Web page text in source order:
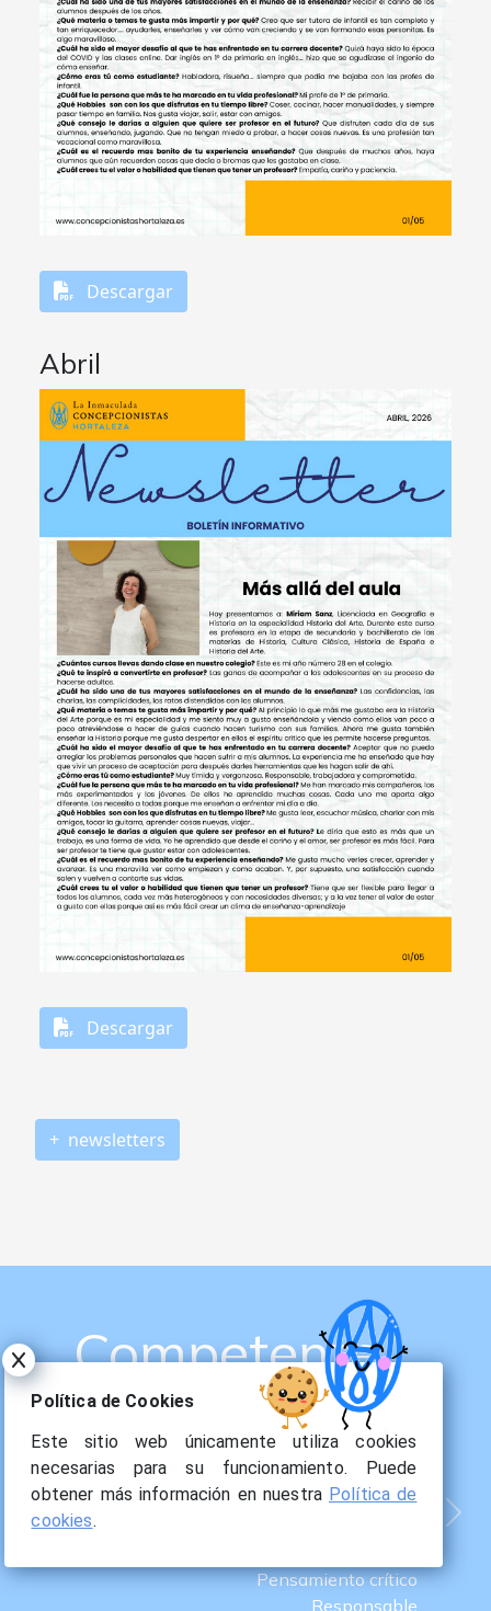
Descargar
Abril
Descargar
+ newsletters
Competente
Pensamiento crítico
Responsable
Previous Next
Política de Cookies
Este sitio web únicamente utiliza cookies
necesarias para su funcionamiento. Puede
obtener más información en nuestra Política de
cookies.